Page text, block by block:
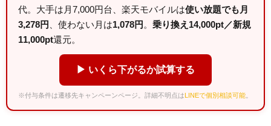
代。大手は月7,000円台、楽天モバイルは使い放題でも月
3,278円
、使わない月は1,078円 。 乗り換え14,000pt／新規
11,000pt還元。
▶ いくら下がるか試算する
※付与条件は遷移先キャンペーンページ。詳細不明点はLINEで個別相談可能